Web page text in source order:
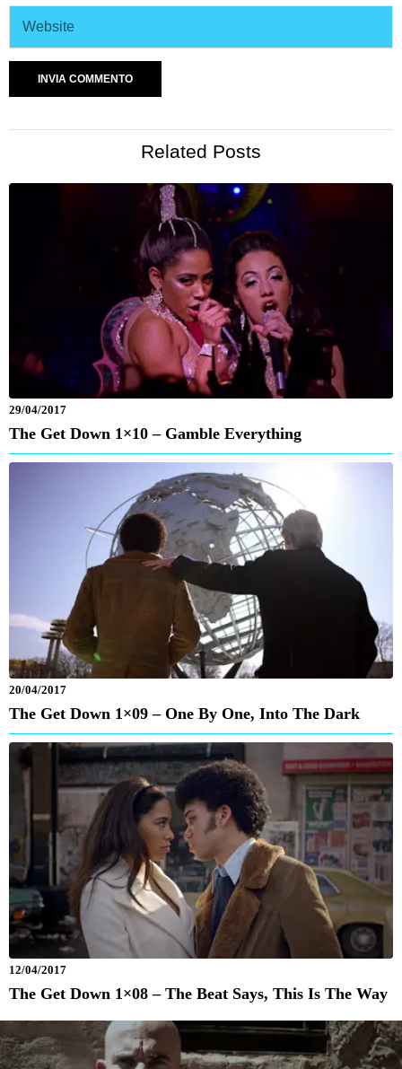
Related Posts
29/04/2017
The Get Down 1×10 – Gamble Everything
20/04/2017
The Get Down 1×09 – One By One, Into The Dark
12/04/2017
The Get Down 1×08 – The Beat Says, This Is The Way